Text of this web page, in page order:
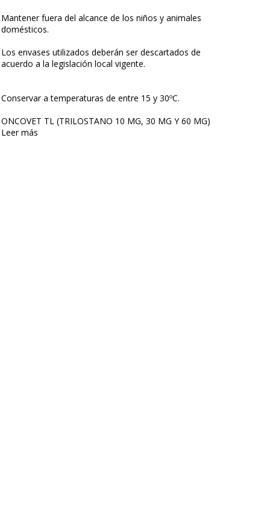
Mantener fuera del alcance de los niños y animales
domésticos.
Los envases utilizados deberán ser descartados de
acuerdo a la legislación local vigente.
Conservar a temperaturas de entre 15 y 30ºC.
ONCOVET TL (TRILOSTANO 10 MG, 30 MG Y 60 MG)
Leer más